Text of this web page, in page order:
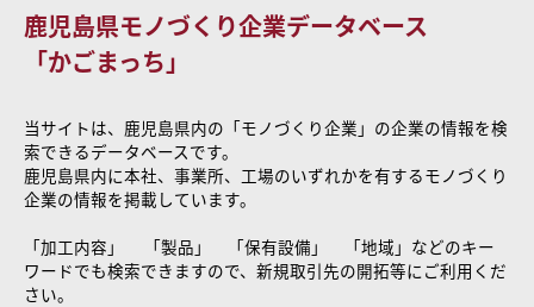
鹿児島県モノづくり企業データベース
「かごまっち」
当サイトは、鹿児島県内の「モノづくり企業」の企業の情報を検
索できるデータベースです。
鹿児島県内に本社、事業所、工場のいずれかを有するモノづくり
企業の情報を掲載しています。
「加工内容」 「製品」 「保有設備」 「地域」などのキー
ワードでも検索できますので、新規取引先の開拓等にご利用くだ
さい。